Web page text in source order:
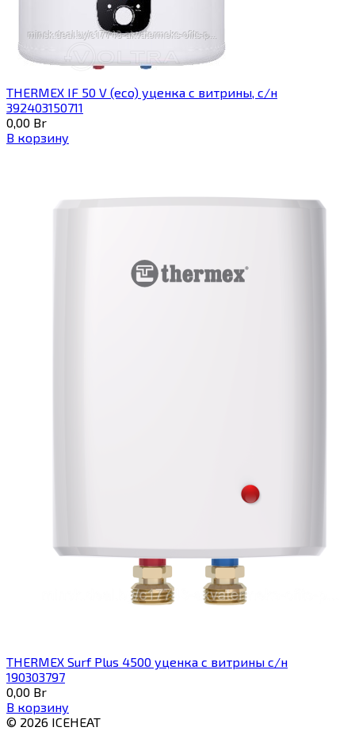
THERMEX IF 50 V (eco) уценка c витрины, с/н
392403150711
0,00 Br
В корзину
THERMEX Surf Plus 4500 уценка с витрины с/н
190303797
0,00 Br
В корзину
© 2026 ICEHEAT